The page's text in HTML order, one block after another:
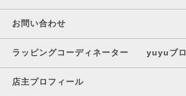
お問い合わせ
ラッピングコーディネーター yuyuブ
店主プロフィール